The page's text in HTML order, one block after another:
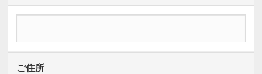
ご住所